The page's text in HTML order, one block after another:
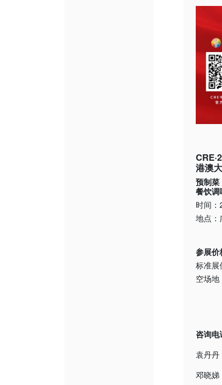
港澳
预制菜
餐饮调
时间
地点：
参展价
标准
空场
咨询电
袁丹
邓晓